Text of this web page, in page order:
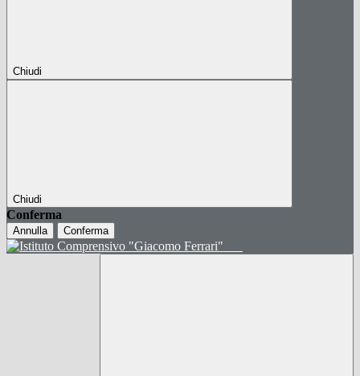
Chiudi
Chiudi
Conferma
Annulla Conferma